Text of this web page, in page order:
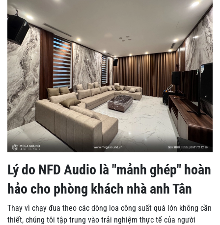
Lý do NFD Audio là "mảnh ghép" hoàn
hảo cho phòng khách nhà anh Tân
Thay vì chạy đua theo các dòng loa công suất quá lớn không cần
thiết, chúng tôi tập trung vào trải nghiệm thực tế của người